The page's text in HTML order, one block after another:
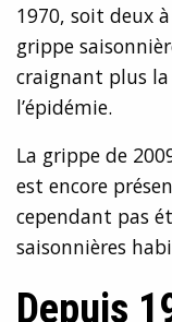
1970, soit deux
grippe
craignant plus la
l’épidémie.
La grippe de
est encore
cependant pas
saisonnières
Depuis